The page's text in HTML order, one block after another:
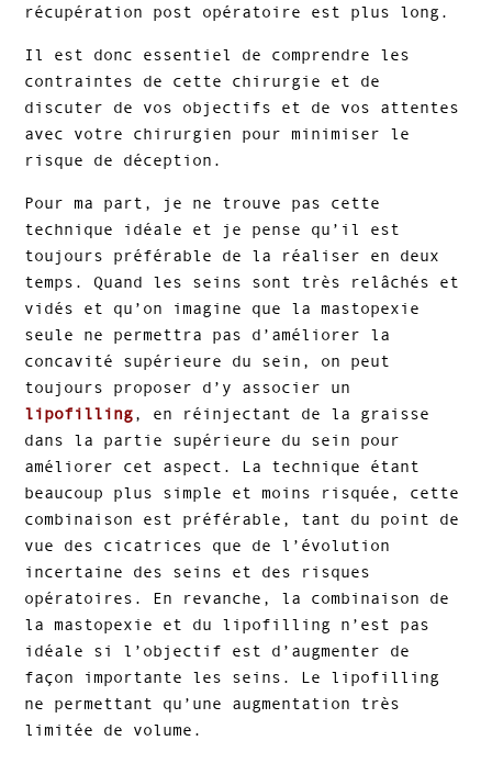
récupération post opératoire est plus long.
Il est donc essentiel de comprendre les
contraintes de cette chirurgie et de
discuter de vos objectifs et de vos attentes
avec votre chirurgien pour minimiser le
risque de déception.
Pour ma part, je ne trouve pas cette
technique idéale et je pense qu’il est
toujours préférable de la réaliser en deux
temps. Quand les seins sont très relâchés et
vidés et qu’on imagine que la mastopexie
seule ne permettra pas d’améliorer la
concavité supérieure du sein, on peut
toujours proposer d’y associer un
lipofilling, en réinjectant de la graisse
dans la partie supérieure du sein pour
améliorer cet aspect. La technique étant
beaucoup plus simple et moins risquée, cette
combinaison est préférable, tant du point de
vue des cicatrices que de l’évolution
incertaine des seins et des risques
opératoires. En revanche, la combinaison de
la mastopexie et du lipofilling n’est pas
idéale si l’objectif est d’augmenter de
façon importante les seins. Le lipofilling
ne permettant qu’une augmentation très
limitée de volume.